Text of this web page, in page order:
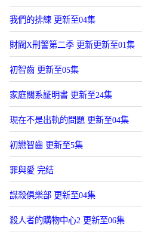
我們的排練 更新至04集
財閥X刑警第二季 更新更新至01集
初智齒 更新至05集
家庭關系証明書 更新至24集
現在不是出軌的問題 更新至04集
初戀智齒 更新至5集
罪與愛 完结
謀殺俱樂部 更新至04集
殺人者的購物中心2 更新至06集